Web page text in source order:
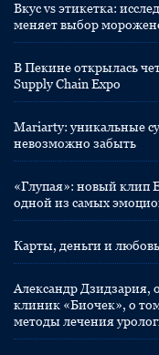
Вкус vs этикетка:
меняет выбор
В Пекине открылась
Supply Chain Expo
Mariarty: уникальные
невозможно забыть
«Глупая»: новый клип
одной из самых
Карты, деньги и
Александр Дзидзария,
клиник «Биочек», о
методы лечения